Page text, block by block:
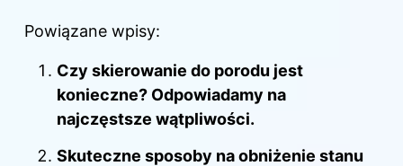
Powiązane wpisy:
Czy skierowanie do porodu jest
konieczne? Odpowiadamy na
najczęstsze wątpliwości.
Skuteczne sposoby na obniżenie stanu